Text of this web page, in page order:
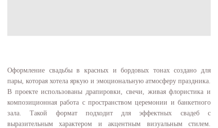
Оформление свадьбы в красных и бордовых тонах создано для
пары, которая хотела яркую и эмоциональную атмосферу праздника.
В проекте использованы драпировки, свечи, живая флористика и
композиционная работа с пространством церемонии и банкетного
зала. Такой формат подходит для эффектных свадеб с
выразительным характером и акцентным визуальным стилем.